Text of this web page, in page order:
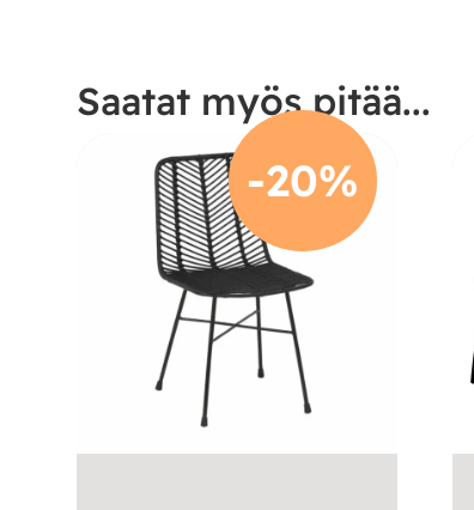
Saatat myös pitää...
-20%